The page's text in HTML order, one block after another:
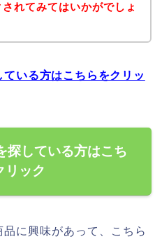
れてみてはいかがでしょ
いる方はこちらをクリッ
探している方はこち
リック
に興味があって、こちら